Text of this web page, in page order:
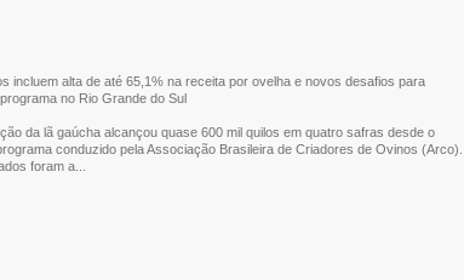
incluem alta de até 65,1% na receita por ovelha e novos desafios para
no Rio Grande do Sul
da lã gaúcha alcançou quase 600 mil quilos em quatro safras desde o
conduzido pela Associação Brasileira de Criadores de Ovinos (Arco).
foram a...